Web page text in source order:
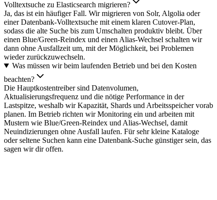
Volltextsuche zu Elasticsearch migrieren?
Ja, das ist ein häufiger Fall. Wir migrieren von Solr, Algolia oder
einer Datenbank-Volltextsuche mit einem klaren Cutover-Plan,
sodass die alte Suche bis zum Umschalten produktiv bleibt. Über
einen Blue/Green-Reindex und einen Alias-Wechsel schalten wir
dann ohne Ausfallzeit um, mit der Möglichkeit, bei Problemen
wieder zurückzuwechseln.
Was müssen wir beim laufenden Betrieb und bei den Kosten
beachten?
Die Hauptkostentreiber sind Datenvolumen,
Aktualisierungsfrequenz und die nötige Performance in der
Lastspitze, weshalb wir Kapazität, Shards und Arbeitsspeicher vorab
planen. Im Betrieb richten wir Monitoring ein und arbeiten mit
Mustern wie Blue/Green-Reindex und Alias-Wechsel, damit
Neuindizierungen ohne Ausfall laufen. Für sehr kleine Kataloge
oder seltene Suchen kann eine Datenbank-Suche günstiger sein, das
sagen wir dir offen.